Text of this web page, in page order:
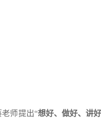
老师提出“想好、做好、讲